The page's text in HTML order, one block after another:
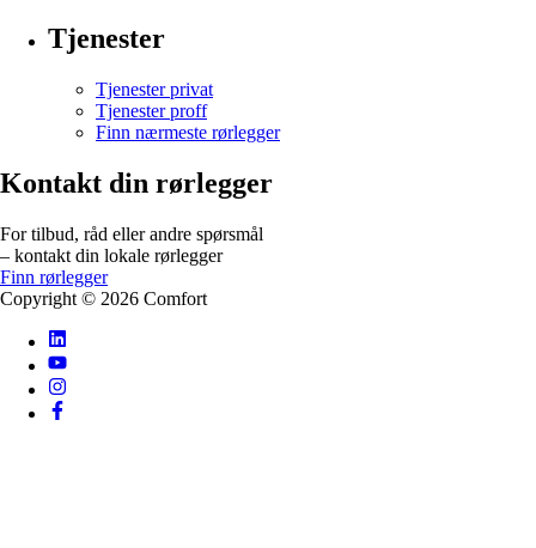
Tjenester
Tjenester privat
Tjenester proff
Finn nærmeste rørlegger
Kontakt din rørlegger
For tilbud, råd eller andre spørsmål
– kontakt din lokale rørlegger
Finn rørlegger
Copyright © 2026 Comfort